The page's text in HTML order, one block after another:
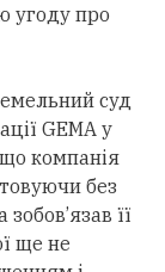
угоду про
суд
GEMA у
компанія
без
її
ще не